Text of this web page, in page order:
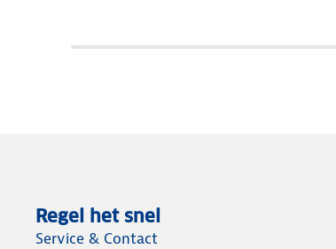
Regel het snel
Service & Contact